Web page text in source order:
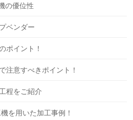
の優位性
ベンダー
ポイント！
注意すべきポイント！
程をご紹介
を用いた加工事例！